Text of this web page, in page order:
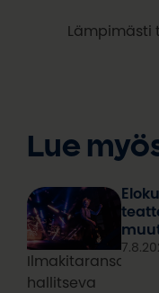
Lämpimästi
Lue
Ilmakitaransoiton
hallitseva